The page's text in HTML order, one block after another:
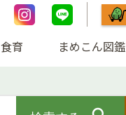
食育 まめこん図鑑